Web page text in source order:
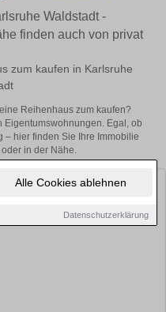
Alle Cookies ablehnen
Datenschutzerklärung
Waldstadt -
finden auch von privat
zum kaufen in Karlsruhe
Reihenhaus zum kaufen?
Eigentumswohnungen. Egal, ob
– hier finden Sie Ihre Immobilie
in der Nähe.